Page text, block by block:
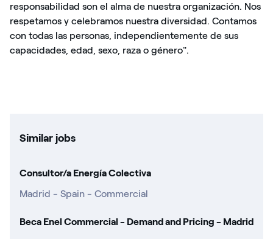
responsabilidad son el alma de nuestra organización. Nos
respetamos y celebramos nuestra diversidad. Contamos
con todas las personas, independientemente de sus
capacidades, edad, sexo, raza o género".
Similar jobs
Consultor/a Energía Colectiva
Madrid - Spain - Commercial
Beca Enel Commercial - Demand and Pricing - Madrid